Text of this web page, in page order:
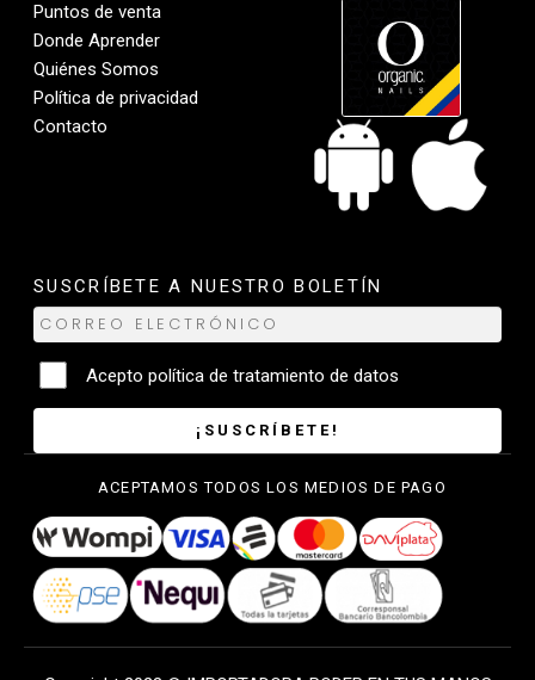
Puntos de venta
Donde Aprender
Quiénes Somos
Política de privacidad
Contacto
SUSCRÍBETE A NUESTRO BOLETÍN
Acepto política de tratamiento de datos
¡SUSCRÍBETE!
ACEPTAMOS TODOS LOS MEDIOS DE PAGO